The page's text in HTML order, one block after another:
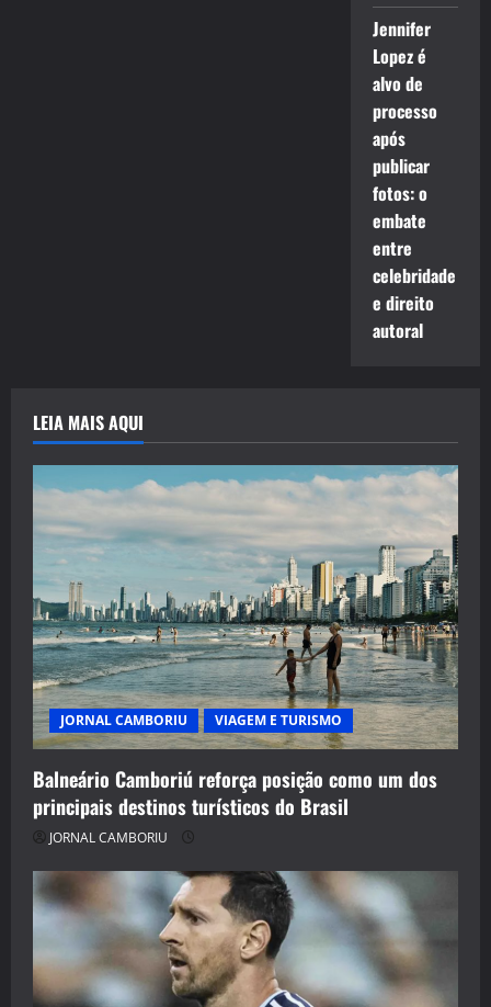
Jennifer
Lopez é
alvo de
processo
após
publicar
fotos: o
embate
entre
celebridade
e direito
autoral
LEIA MAIS AQUI
JORNAL CAMBORIU VIAGEM E TURISMO
Balneário Camboriú reforça posição como um dos
principais destinos turísticos do Brasil
JORNAL CAMBORIU